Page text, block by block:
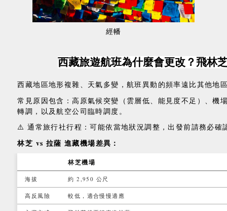
經幡
西藏旅遊航班為什麼會更改？飛林
西藏地區地形複雜、天氣多變，航班異動的頻率遠比其他地
常見原因包含：高原氣候突變（雲層低、能見度不足）、機
轉調，以及航空公司臨時調度。
⚠️ 通常旅行社行程：可能依當地狀況調整，出發前請務必確
林芝 vs 拉薩 進藏機場差異：
林芝機場
海拔 約 2,950 公尺
高反風險 較低，適合慢慢適應